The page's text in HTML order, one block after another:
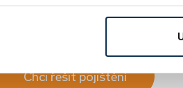
Chci řešit pojištění